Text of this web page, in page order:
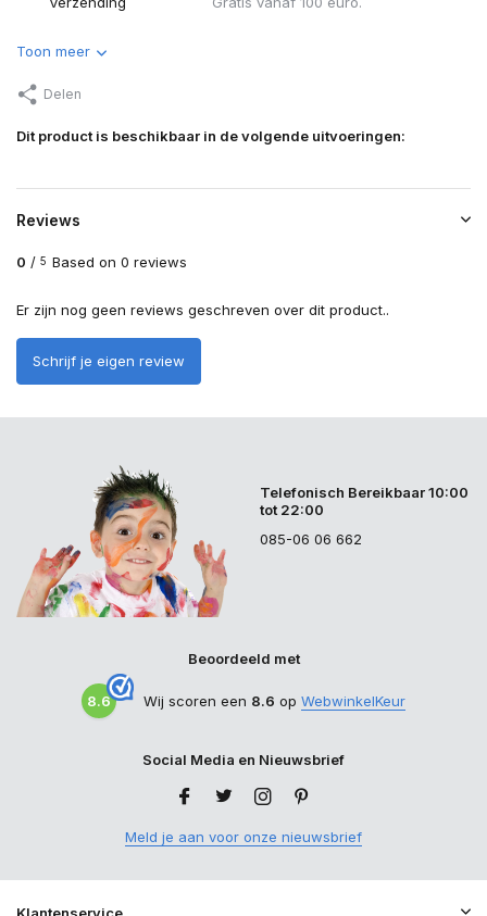
Toon meer
Delen
Dit product is beschikbaar in de volgende uitvoeringen:
Reviews
0 / 5 Based on 0 reviews
Er zijn nog geen reviews geschreven over dit product..
Schrijf je eigen review
Telefonisch Bereikbaar 10:00
tot 22:00
085-06 06 662
Beoordeeld met
8.6 Wij scoren een 8.6 op WebwinkelKeur
Social Media en Nieuwsbrief
Meld je aan voor onze nieuwsbrief